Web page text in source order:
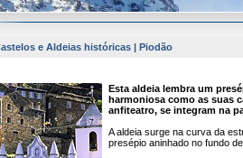
e Aldeias históricas | Piodão
Esta aldeia lembra um
harmoniosa como as suas
anfiteatro, se integram na
A aldeia surge na curva da
presépio aninhado no fundo